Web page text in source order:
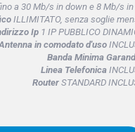
a 30 Mb/s in down e 8 Mb/s in
ILLIMITATO, senza soglie
Ip 1 IP PUBBLICO
in comodato d'uso
Banda Minima
Linea Telefonica
Router STANDARD